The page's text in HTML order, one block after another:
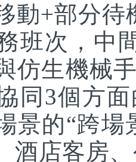
動+部分待
班次，中
仿生機械
同3個方
景的“跨
酒店客房